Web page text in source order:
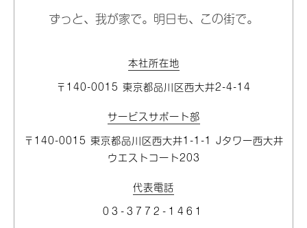
ずっと、我が家で。明日も、この街で。
本社所在地
〒140-0015 東京都品川区⻄大井2-4-14
サービスサポート部
〒140-0015 東京都品川区⻄大井1-1-1 Jタワー⻄大井
ウエストコート203
代表電話
03-3772-1461